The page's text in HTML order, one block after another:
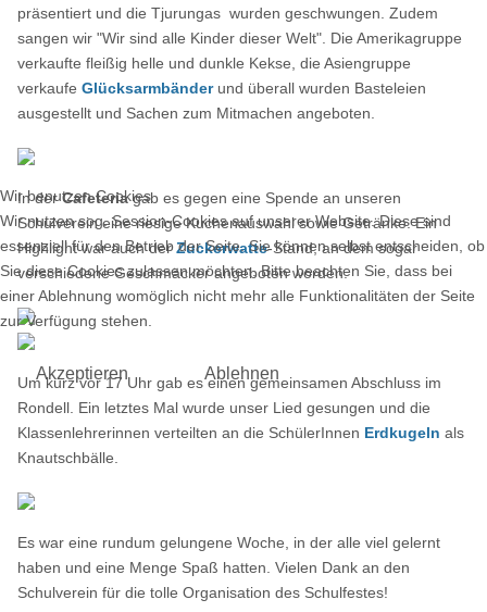
präsentiert und die Tjurungas wurden geschwungen. Zudem
sangen wir "Wir sind alle Kinder dieser Welt". Die Amerikagruppe
verkaufte fleißig helle und dunkle Kekse, die Asiengruppe
verkaufeGlücksarmbänderund überall wurden Basteleien
ausgestellt und Sachen zum Mitmachen angeboten.
In derCafeteriagab es gegen eine Spende an unseren
Schulverein eine riesige Kuchenauswahl sowie Getränke. Ein
Highlight war auch derZuckerwatte-Stand, an dem sogar
verschiedene Geschmäcker angeboten worden.
Um kurz vor 17 Uhr gab es einen gemeinsamen Abschluss im
Rondell. Ein letztes Mal wurde unser Lied gesungen und die
Klassenlehrerinnen verteilten an die SchülerInnen Erdkugeln als
Knautschbälle.
Es war eine rundum gelungene Woche, in der alle viel gelernt
haben und eine Menge Spaß hatten. Vielen Dank an den
Schulverein für die tolle Organisation des Schulfestes!
Wir benutzen Cookies
Wir nutzen sog. Session-Cookies auf unserer Website. Diese sind
essenziell für den Betrieb der Seite. Sie können selbst entscheiden, ob
Sie diese Cookies zulassen möchten. Bitte beachten Sie, dass bei
einer Ablehnung womöglich nicht mehr alle Funktionalitäten der Seite
zur Verfügung stehen.
Akzeptieren Ablehnen